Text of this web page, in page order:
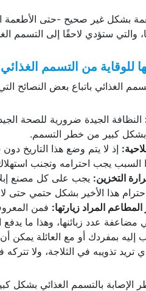
بشكل غير صحيح -حتى الأطعمة
والتي ستؤدي لاحقًا إلى التسمم
للوقاية من التسمم الغذائي
الغذائي باتباع بعض النصائح
النظافة الجيدة ضرورية للصحة
بشكل كبير من خطر التسمم.
إذ لا يتم وضع هذا التاريخ
السبب يجب احترامه وتجنب
التخزين: يجب على كل مصنع
هذا الأخير بشكل حتمي حتى
المطاعم المراد زيارتها: فمن
مضاعفة عدد زبائنها، وهذا ما يدفع
إليه بمفردك أو مع العائلة يمكن
تريد تذويبه في الثلاجة، ولا
بالتسمم الغذائي بشكل